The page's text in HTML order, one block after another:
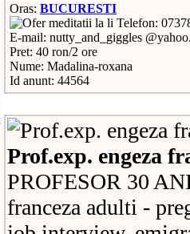
Oras: BUCURESTI
Telefon:
E-mail: nutty_and_giggles
Pret: 40 ron/2 ore
Nume: Madalina-roxana
Id anunt: 44564
Prof.exp. engeza
PROFESOR 30
franceza adulti -